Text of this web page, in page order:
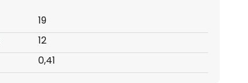
19
12
0,41